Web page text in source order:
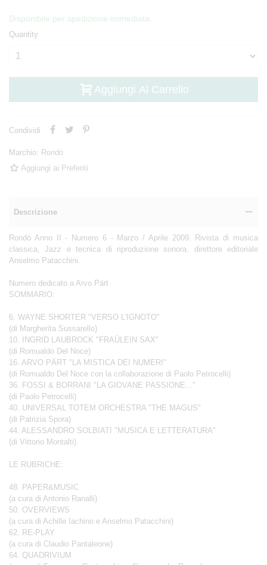
Disponibile per spedizione immediata.
Quantity
Aggiungi Al Carrello
Condividi
Marchio: Rondò
Aggiungi ai Preferiti
Descrizione
Rondò Anno II - Numero 6 - Marzo / Aprile 2009. Rivista di musica
classica, Jazz e tecnica di riproduzione sonora, direttore editoriale
Anselmo Patacchini.
Numero dedicato a Arvo Pärt
SOMMARIO:
6. WAYNE SHORTER "VERSO L'IGNOTO"
(di Margherita Sussarello)
10. INGRID LAUBROCK "FRAÜLEIN SAX"
(di Romualdo Del Noce)
16. ARVO PÄRT "LA MISTICA DEI NUMERI"
(di Romualdo Del Noce con la collaborazione di Paolo Petrocelli)
36. FOSSI & BORRANI "LA GIOVANE PASSIONE..."
(di Paolo Petrocelli)
40. UNIVERSAL TOTEM ORCHESTRA "THE MAGUS"
(di Patrizia Spora)
44. ALESSANDRO SOLBIATI "MUSICA E LETTERATURA"
(di Vittorio Montalti)
LE RUBRICHE:
48. PAPER&MUSIC
(a cura di Antonio Ranalli)
50. OVERVIEWS
(a cura di Achille Iachino e Anselmo Patacchini)
62. RE-PLAY
(a cura di Claudio Pantaleone)
64. QUADRIVIUM